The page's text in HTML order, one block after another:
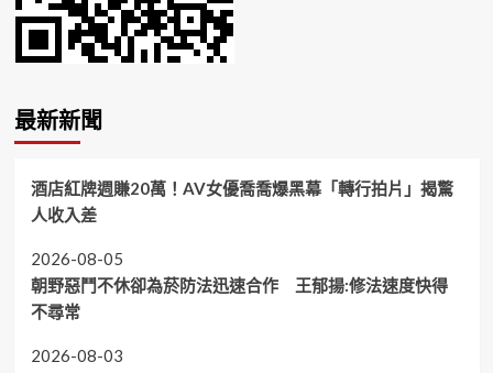
最新新聞
酒店紅牌週賺20萬！AV女優喬喬爆黑幕「轉行拍片」揭驚
人收入差
2026-08-05
朝野惡鬥不休卻為菸防法迅速合作 王郁揚:修法速度快得
不尋常
2026-08-03